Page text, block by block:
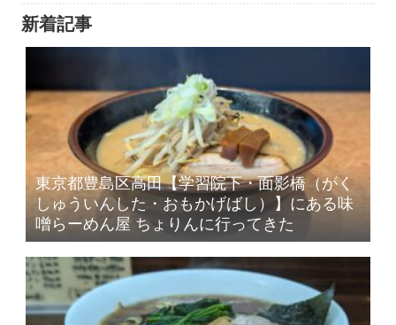
新着記事
東京都豊島区高田【学習院下・面影橋（がく
しゅういんした・おもかげばし）】にある味
噌らーめん屋 ちょりんに行ってきた